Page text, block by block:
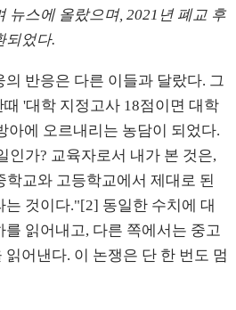
뉴스에 올랐으며, 2021년 폐교 후
되었다.
반응은 다른 이들과 달랐다. 그
'대학 지정고사 18점이면 대학
아에 오르내리는 농담이 되었다.
인가? 교육자로서 내가 본 것은,
학교와 고등학교에서 제대로 된
것이다."[2] 동일한 수치에 대
읽어내고, 다른 쪽에서는 중고
어낸다. 이 논쟁은 단 한 번도 멈